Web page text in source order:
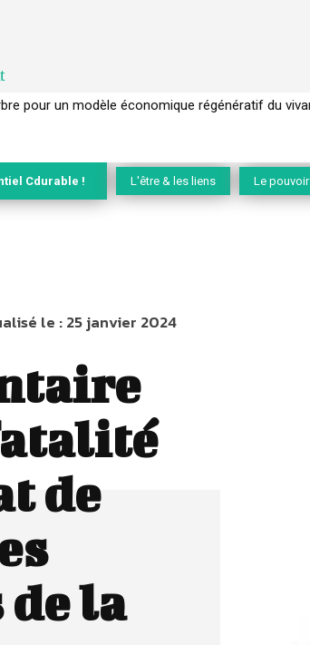
de la biodiversité » appelle les entreprises à
Cdurable ! L'être & les liens Le
le :25 janvier 2024
de
la